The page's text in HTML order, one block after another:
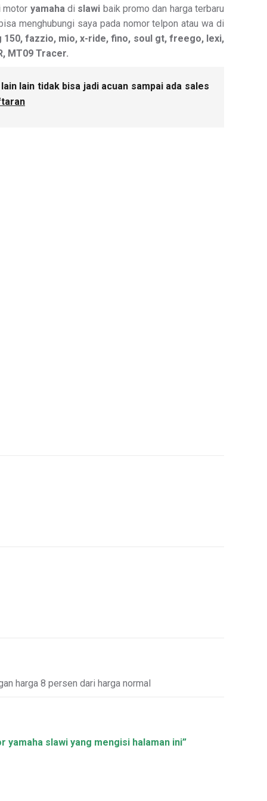
motor yamahadi slawi baik promo dan harga terbaru
menghubungi saya pada nomor telpon atau wa di
fazzio, mio, x-ride, fino, soul gt, freego, lexi,
MT09 Tracer.
lain tidak bisa jadi acuan sampai ada sales
harga 8 persen dari harga normal
slawi yang mengisi halaman ini”